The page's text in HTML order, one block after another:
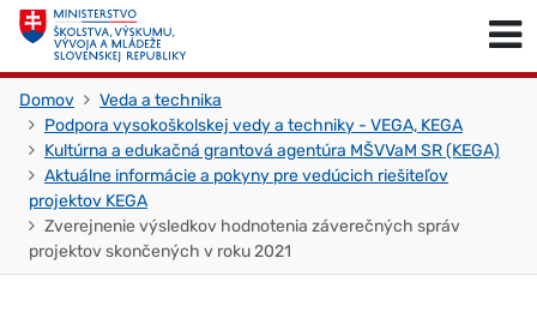
Skočiť na obsah
Domov
Veda a technika
Podpora vysokoškolskej vedy a techniky - VEGA, KEGA
Kultúrna a edukačná grantová agentúra MŠVVaM SR (KEGA)
Aktuálne informácie a pokyny pre vedúcich riešiteľov
projektov KEGA
Zverejnenie výsledkov hodnotenia záverečných správ
projektov skončených v roku 2021
Skočiť na začiatok stránky